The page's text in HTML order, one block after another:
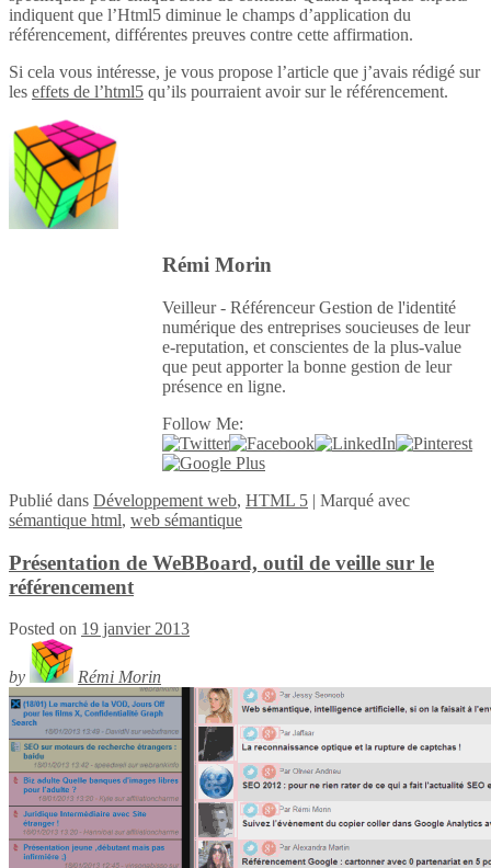
indiquent que l’Html5 diminue le champs d’application du
référencement, différentes preuves contre cette affirmation.
Si cela vous intéresse, je vous propose l’article que j’avais rédigé sur
les effets de l’html5 qu’ils pourraient avoir sur le référencement.
Rémi Morin
Veilleur - Référenceur Gestion de l'identité
numérique des entreprises soucieuses de leur
e-reputation, et conscientes de la plus-value
que peut apporter la bonne gestion de leur
présence en ligne.
Follow Me:
Publié dans Développement web, HTML 5 | Marqué avec
sémantique html, web sémantique
Présentation de WeBBoard, outil de veille sur le
référencement
Posted on 19 janvier 2013
by Rémi Morin